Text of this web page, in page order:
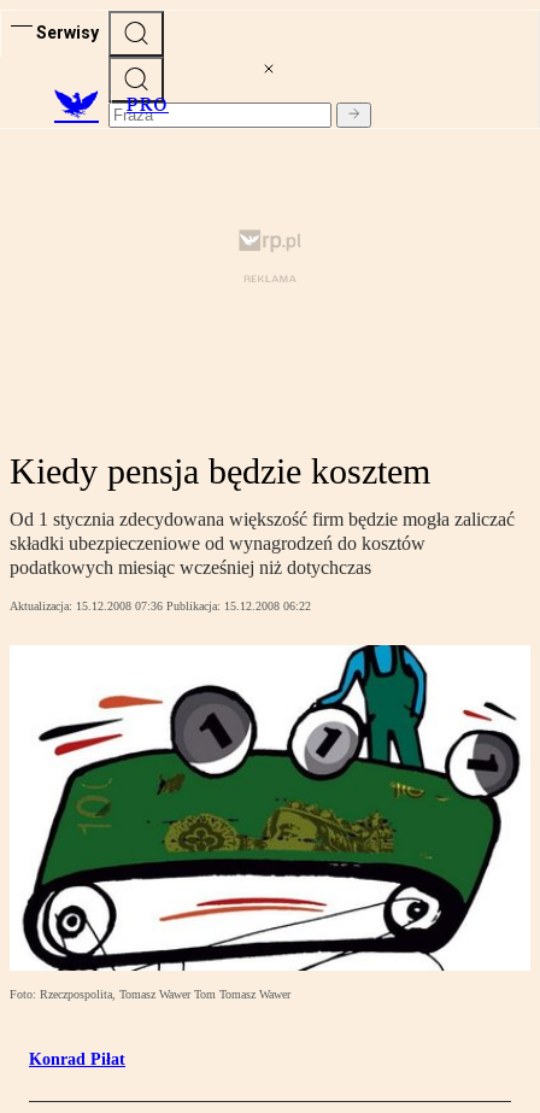
Serwisy
PRO
Kiedy pensja będzie kosztem
Od 1 stycznia zdecydowana większość firm będzie mogła zaliczać
składki ubezpieczeniowe od wynagrodzeń do kosztów
podatkowych miesiąc wcześniej niż dotychczas
Aktualizacja: 15.12.2008 07:36 Publikacja: 15.12.2008 06:22
Foto: Rzeczpospolita, Tomasz Wawer Tom Tomasz Wawer
Konrad Piłat